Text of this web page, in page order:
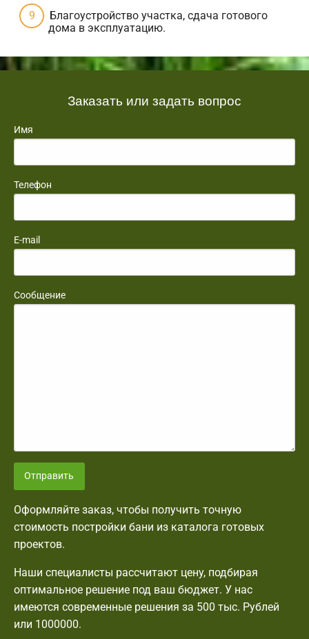
Благоустройство участка, сдача готового
дома в эксплуатацию.
Заказать или задать вопрос
Имя
Телефон
E-mail
Сообщение
Отправить
Оформляйте заказ, чтобы получить точную
стоимость постройки бани из каталога готовых
проектов.
Наши специалисты рассчитают цену, подбирая
оптимальное решение под ваш бюджет. У нас
имеются современные решения за 500 тыс. Рублей
или 1000000.